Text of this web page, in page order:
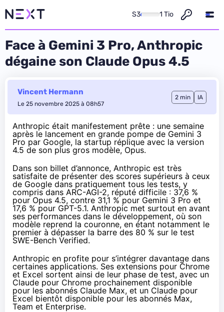
S3 1 Tio
Face à Gemini 3 Pro, Anthropic
dégaine son Claude Opus 4.5
Vincent Hermann
Le 25 novembre 2025 à 08h57
2 min IA
Anthropic était manifestement prête : une semaine
après le lancement en grande pompe de Gemini 3
Pro par Google, la startup réplique avec la version
4.5 de son plus gros modèle, Opus.
Dans son billet d’annonce, Anthropic est très
satisfaite de présenter des scores supérieurs à ceux
de Google dans pratiquement tous les tests, y
compris dans ARC-AGI-2, réputé difficile : 37,6 %
pour Opus 4.5, contre 31,1 % pour Gemini 3 Pro et
17,6 % pour GPT-5.1. Anthropic met surtout en avant
ses performances dans le développement, où son
modèle reprend la couronne, en étant notamment le
premier à dépasser la barre des 80 % sur le test
SWE-Bench Verified.
Anthropic en profite pour s’intégrer davantage dans
certaines applications. Ses extensions pour Chrome
et Excel sortent ainsi de leur phase de test, avec un
Claude pour Chrome prochainement disponible
pour les abonnés Claude Max, et un Claude pour
Excel bientôt disponible pour les abonnés Max,
Team et Enterprise.